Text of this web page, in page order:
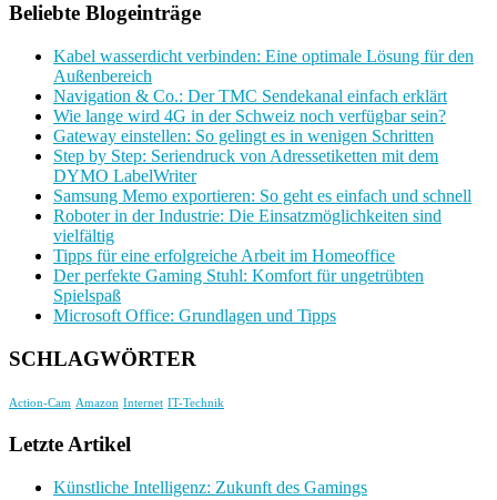
Beliebte Blogeinträge
Kabel wasserdicht verbinden: Eine optimale Lösung für den
Außenbereich
Navigation & Co.: Der TMC Sendekanal einfach erklärt
Wie lange wird 4G in der Schweiz noch verfügbar sein?
Gateway einstellen: So gelingt es in wenigen Schritten
Step by Step: Seriendruck von Adressetiketten mit dem
DYMO LabelWriter
Samsung Memo exportieren: So geht es einfach und schnell
Roboter in der Industrie: Die Einsatzmöglichkeiten sind
vielfältig
Tipps für eine erfolgreiche Arbeit im Homeoffice
Der perfekte Gaming Stuhl: Komfort für ungetrübten
Spielspaß
Microsoft Office: Grundlagen und Tipps
SCHLAGWÖRTER
Action-Cam Amazon Internet IT-Technik
Letzte Artikel
Künstliche Intelligenz: Zukunft des Gamings